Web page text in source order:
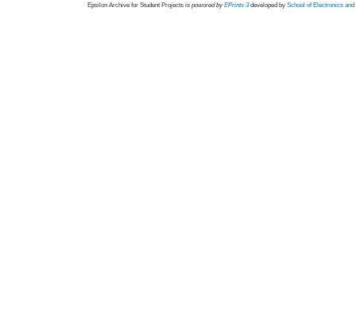
Epsilon Archive for Student Projects is powored byEPrints 3 developed by School of Electronics